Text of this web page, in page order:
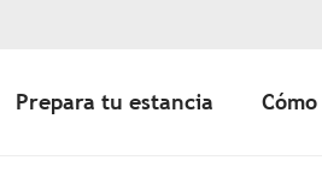
Prepara tu estancia